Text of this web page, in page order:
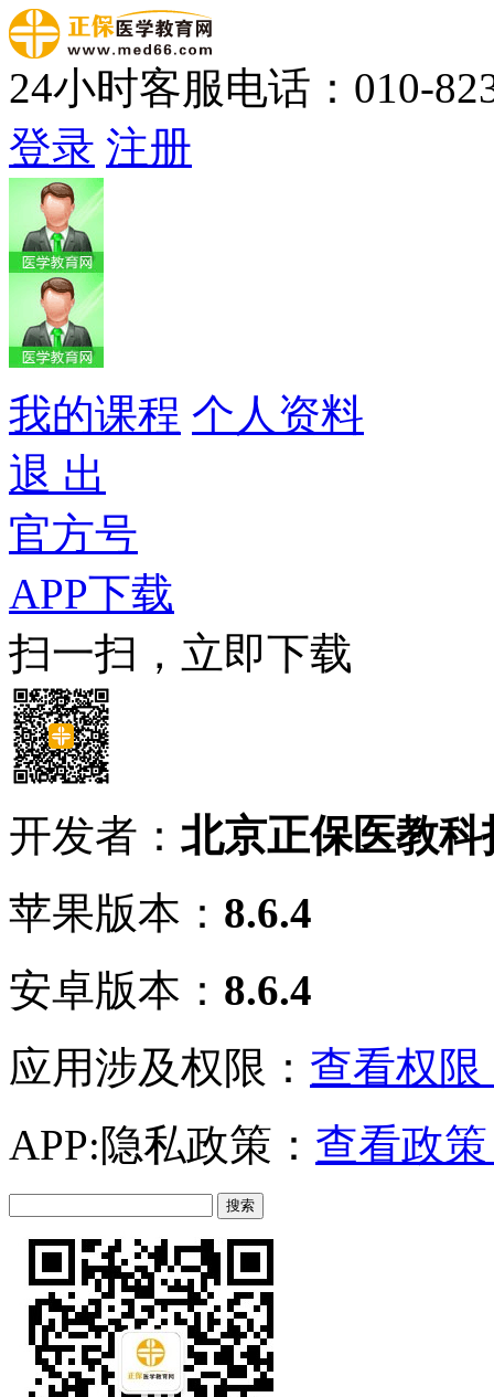
24小时客服电话：010-
登录 注册
我的课程 个人资料
退 出
官方号
APP下载
扫一扫，立即下载
开发者： 北京正保医教
苹果版本： 8.6.4
安卓版本： 8.6.4
应用涉及权限： 查看权限
APP:隐私政策： 查看政